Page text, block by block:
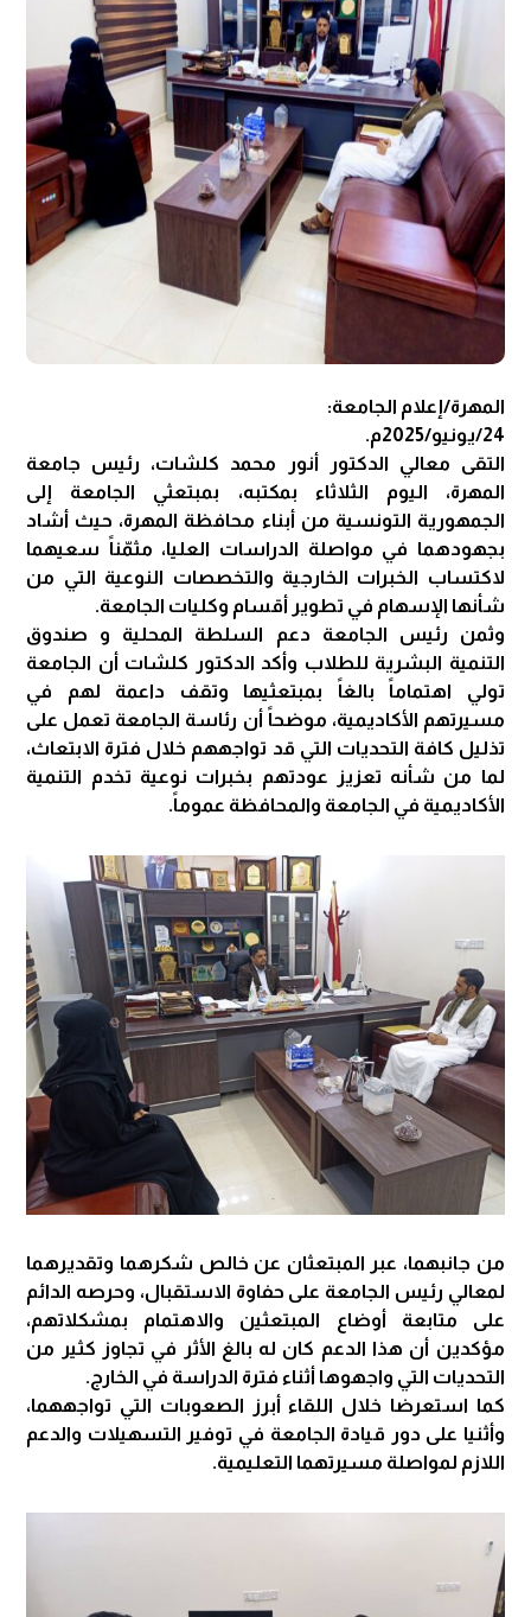
المهرة/إعلام الجامعة:
24/يونيو/2025م.
التقى معالي الدكتور أنور محمد كلشات، رئيس جامعة
المهرة، اليوم الثلاثاء بمكتبه، بمبتعثي الجامعة إلى
الجمهورية التونسية من أبناء محافظة المهرة، حيث أشاد
بجهودهما في مواصلة الدراسات العليا، مثمّناً سعيهما
لاكتساب الخبرات الخارجية والتخصصات النوعية التي من
شأنها الإسهام في تطوير أقسام وكليات الجامعة.
وثمن رئيس الجامعة دعم السلطة المحلية و صندوق
التنمية البشرية للطلاب وأكد الدكتور كلشات أن الجامعة
تولي اهتماماً بالغاً بمبتعثيها وتقف داعمة لهم في
مسيرتهم الأكاديمية، موضحاً أن رئاسة الجامعة تعمل على
تذليل كافة التحديات التي قد تواجههم خلال فترة الابتعاث،
لما من شأنه تعزيز عودتهم بخبرات نوعية تخدم التنمية
الأكاديمية في الجامعة والمحافظة عموماً.
من جانبهما، عبر المبتعثان عن خالص شكرهما وتقديرهما
لمعالي رئيس الجامعة على حفاوة الاستقبال، وحرصه الدائم
على متابعة أوضاع المبتعثين والاهتمام بمشكلاتهم،
مؤكدين أن هذا الدعم كان له بالغ الأثر في تجاوز كثير من
التحديات التي واجهوها أثناء فترة الدراسة في الخارج.
كما استعرضا خلال اللقاء أبرز الصعوبات التي تواجههما،
وأثنيا على دور قيادة الجامعة في توفير التسهيلات والدعم
اللازم لمواصلة مسيرتهما التعليمية.